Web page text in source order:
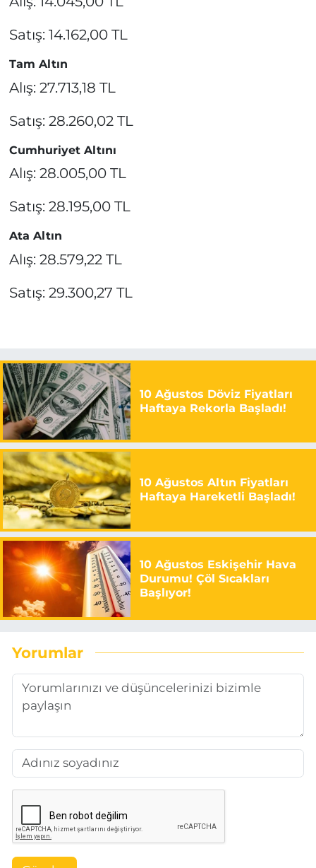
Satış: 14.162,00 TL
Tam Altın
Alış: 27.713,18 TL
Satış: 28.260,02 TL
Cumhuriyet Altını
Alış: 28.005,00 TL
Satış: 28.195,00 TL
Ata Altın
Alış: 28.579,22 TL
Satış: 29.300,27 TL
10 Ağustos Döviz Fiyatları
Haftaya Rekorla Başladı!
10 Ağustos Altın Fiyatları
Haftaya Hareketli Başladı!
10 Ağustos Eskişehir Hava
Durumu! Çöl Sıcakları
Başlıyor!
Yorumlar